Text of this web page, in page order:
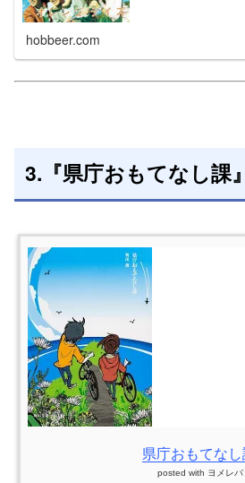
hobbeer.com
3.『県庁おもてなし課』
県庁おもてなし
posted with ヨメレバ